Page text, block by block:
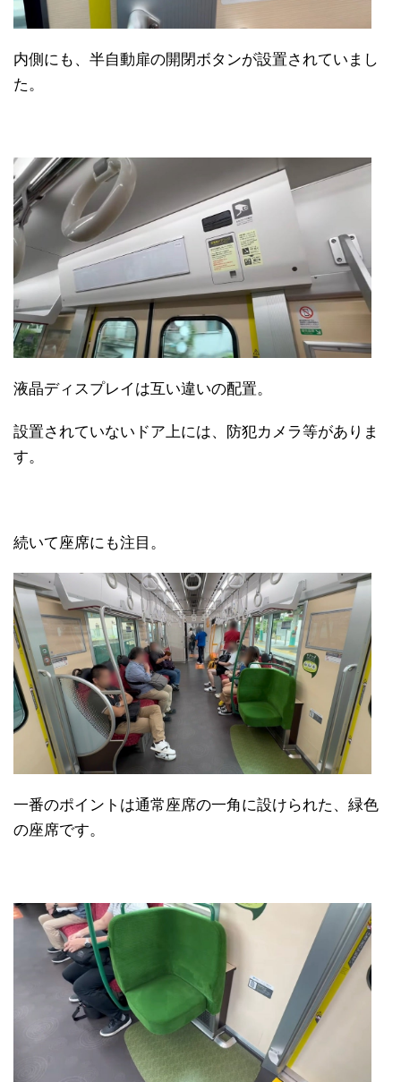
内側にも、半自動扉の開閉ボタンが設置されていまし
た。
液晶ディスプレイは互い違いの配置。
設置されていないドア上には、防犯カメラ等がありま
す。
続いて座席にも注目。
一番のポイントは通常座席の一角に設けられた、緑色
の座席です。